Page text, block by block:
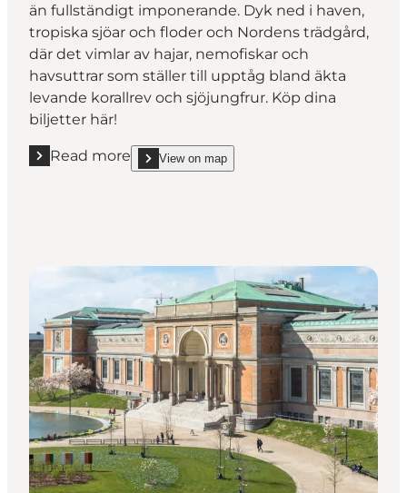
än fullständigt imponerande. Dyk ned i haven,
tropiska sjöar och floder och Nordens trädgård,
där det vimlar av hajar, nemofiskar och
havsuttrar som ställer till upptåg bland äkta
levande korallrev och sjöjungfrur. Köp dina
biljetter här!
Read more
Read more "Dyk ned i livet under ytan på Den Blå
View on map
show Dyk ned i livet under ytan på Den Blå Planet